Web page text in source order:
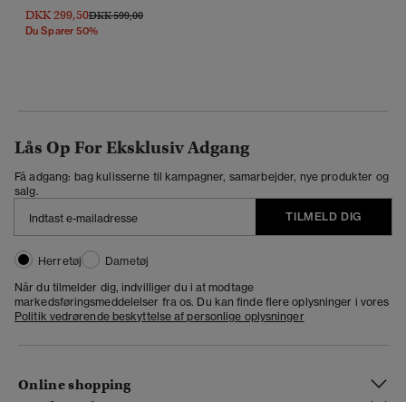
DKK 299,50Pris Nedsat Fra
DKK 599,00Til
Du Sparer 50%
Lås Op For Eksklusiv Adgang
Få adgang: bag kulisserne til kampagner, samarbejder, nye produkter og
salg.
TILMELD DIG
Herretøj
Dametøj
Når du tilmelder dig, indvilliger du i at modtage
markedsføringsmeddelelser fra os. Du kan finde flere oplysninger i vores
Politik vedrørende beskyttelse af personlige oplysninger
Online shopping